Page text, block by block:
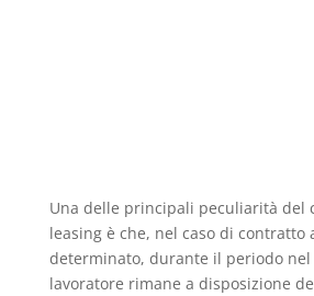
Una delle principali peculiarità del
leasing è che, nel caso di contratto
determinato, durante il periodo
lavoratore rimane a disposizione